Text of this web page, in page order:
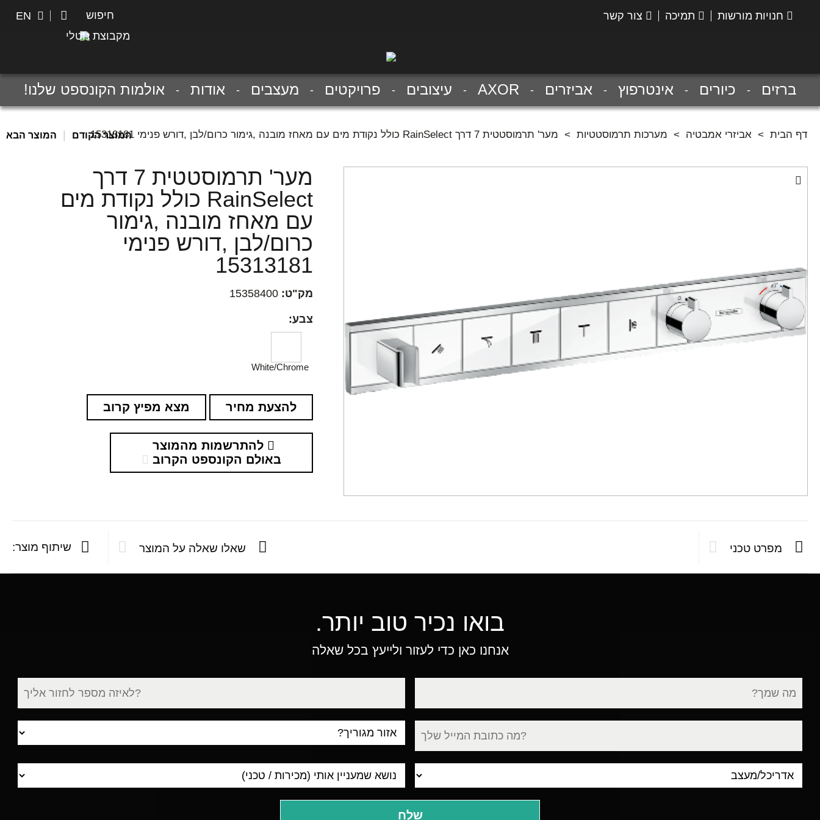
חנויות מורשות תמיכה צור קשר חיפוש EN
מקבוצת נוטלי
ברזים כיורים אינטרפוץ אביזרים AXOR עיצובים פרויקטים מעצבים אודות אולמות הקונספט שלנו!
דף הבית > אביזרי אמבטיה > מערכות תרמוסטטיות > מער' תרמוסטטית 7 דרך RainSelect כולל נקודת מים עם מאחז מובנה ,גימור כרום/לבן ,דורש פנימי 15313181 המוצר הקודם המוצר הבא
מער' תרמוסטטית 7 דרך
RainSelect כולל נקודת מים
עם מאחז מובנה ,גימור
כרום/לבן ,דורש פנימי
15313181
מק"ט: 15358400
צבע:
White/Chrome
להצעת מחיר מצא מפיץ קרוב
להתרשמות מהמוצר
באולם הקונספט הקרוב
מפרט טכני שאלו שאלה על המוצר שיתוף מוצר:
בואו נכיר טוב יותר.
אנחנו כאן כדי לעזור ולייעץ בכל שאלה
עיר
מגורים